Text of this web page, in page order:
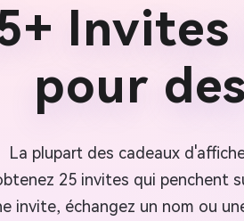
pour
La plupart des cadeaux
25 invites qui penchent
invite, échangez un nom ou